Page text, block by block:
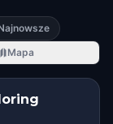
Mapa